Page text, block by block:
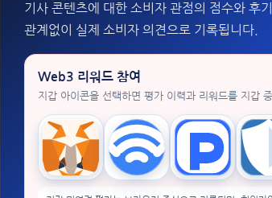
기사 콘텐츠에 대한 소비자 관점의 점수와 후
관계없이 실제 소비자 의견으로 기록됩니다.
Web3 리워드 참여
지갑 아이콘을 선택하면 평가 이력과 리워드를 지갑
MetaMask WalletConnectTokenPocket